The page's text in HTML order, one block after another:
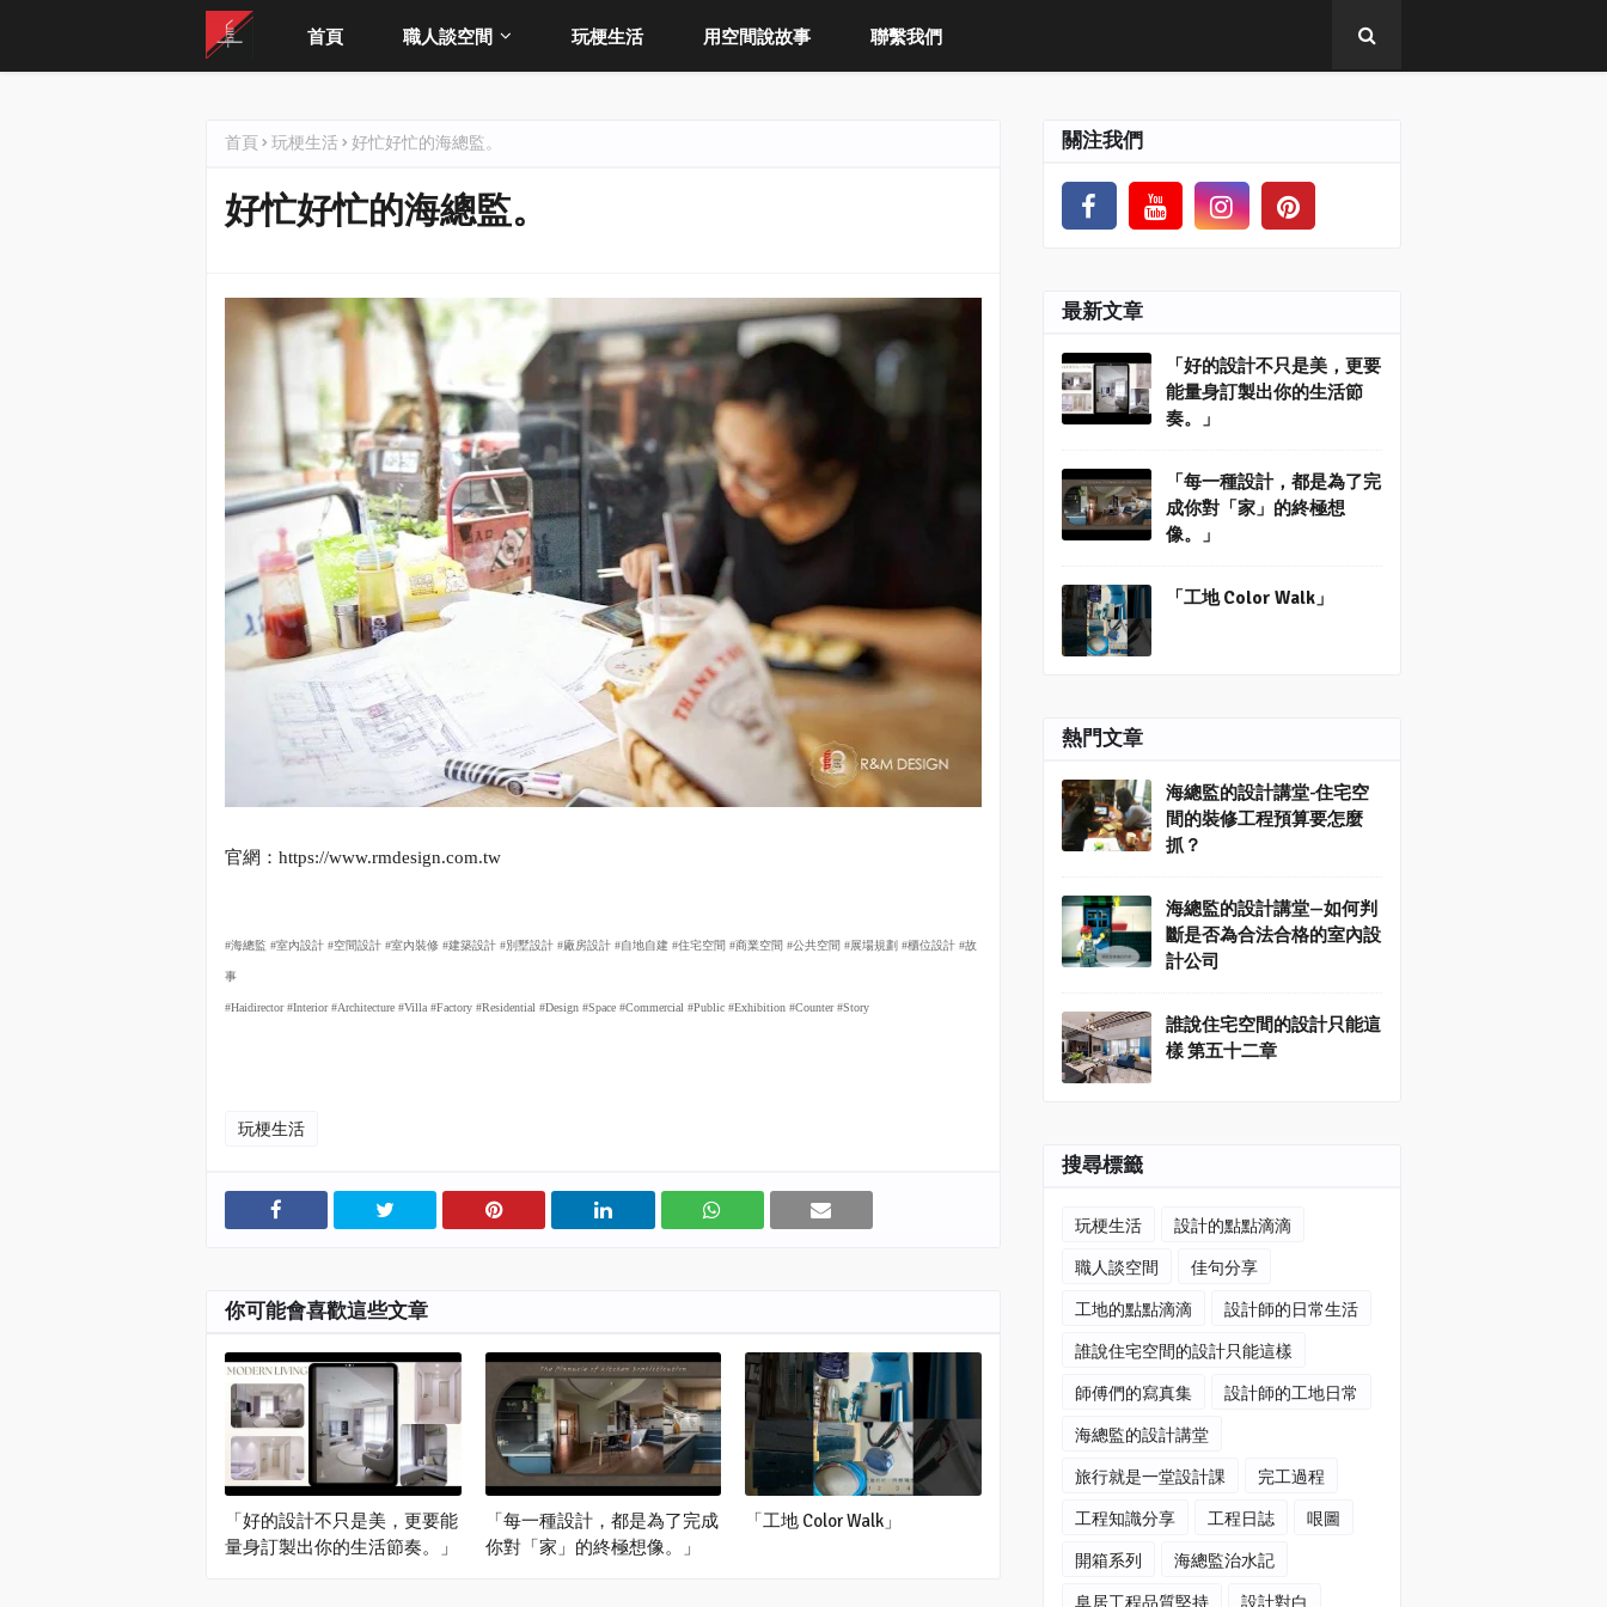
首頁 職人談空間 玩梗生活 用空間說故事 聯繫我們
首頁 玩梗生活 好忙好忙的海總監。
好忙好忙的海總監。
官網： https://www.rmdesign.com.tw
#海總監 #室內設計 #空間設計 #室內裝修 #建築設計 #別墅設計 #廠房設計 #自地自建 #住宅空間 #商業空間 #公共空間 #展場規劃 #櫃位設計 #故
事
#Haidirector #Interior #Architecture #Villa #Factory #Residential #Design #Space #Commercial #Public #Exhibition #Counter #Story
玩梗生活
你可能會喜歡這些文章
「好的設計不只是美，更要能
量身訂製出你的生活節奏。」
「每一種設計，都是為了完成
你對「家」的終極想像。」
「工地 Color Walk」
關注我們
最新文章
「好的設計不只是美，更要
能量身訂製出你的生活節
奏。」
「每一種設計，都是為了完
成你對「家」的終極想
像。」
「工地 Color Walk」
熱門文章
海總監的設計講堂-住宅空
間的裝修工程預算要怎麼
抓？
海總監的設計講堂—如何判
斷是否為合法合格的室內設
計公司
誰說住宅空間的設計只能這
樣 第五十二章
搜尋標籤
玩梗生活
設計的點點滴滴
職人談空間
佳句分享
工地的點點滴滴
設計師的日常生活
誰說住宅空間的設計只能這樣
師傅們的寫真集
設計師的工地日常
海總監的設計講堂
旅行就是一堂設計課
完工過程
工程知識分享
工程日誌
哏圖
開箱系列
海總監治水記
阜居工程品質堅持
設計對白